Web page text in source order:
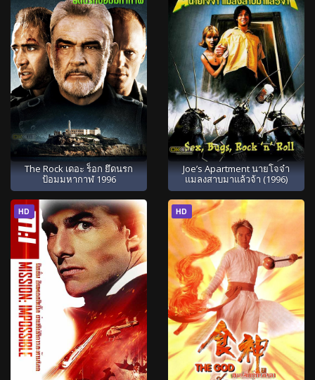
The Rock เดอะ ร็อก ยึดนรก
ป้อมมหากาฬ 1996
Joe’s Apartment นายโจจ๋า
แมลงสาบมาแล้วจ้า (1996)
HD HD